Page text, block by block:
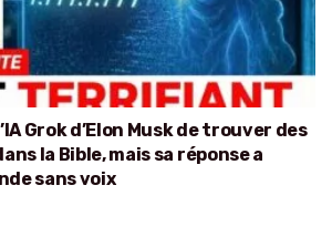
Grok d’Elon Musk de trouver des
la Bible, mais sa réponse a
sans voix